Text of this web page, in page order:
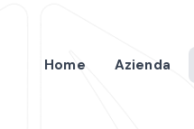
Home Azienda